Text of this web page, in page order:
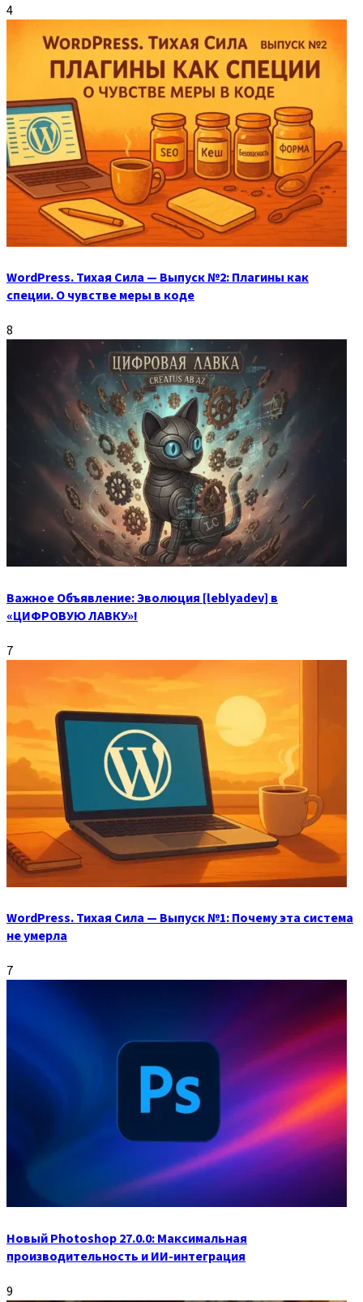
4
WordPress. Тихая Сила — Выпуск №2: Плагины как
специи. О чувстве меры в коде
8
Важное Объявление: Эволюция [leblyadev] в
«ЦИФРОВУЮ ЛАВКУ»!
7
WordPress. Тихая Сила — Выпуск №1: Почему эта система
не умерла
7
Новый Photoshop 27.0.0: Максимальная
производительность и ИИ-интеграция
9